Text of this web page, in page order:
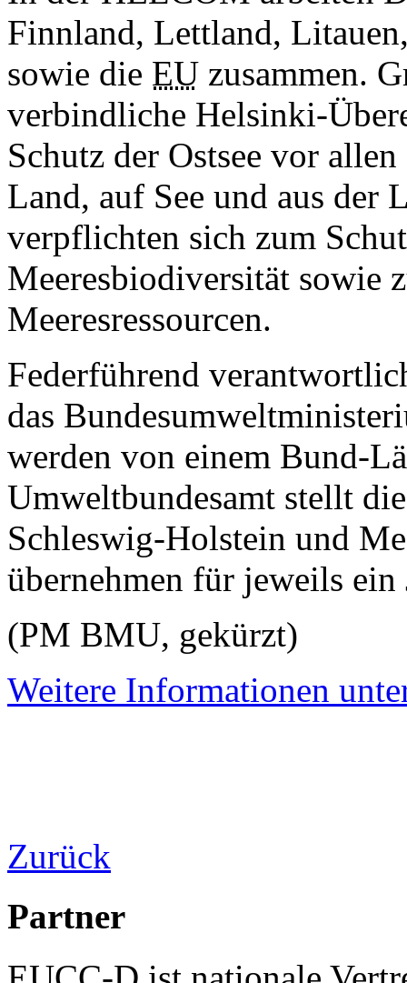
Finnland, Lettland,
sowie die EU zusammen.
verbindliche Helsinki-
Schutz der Ostsee vor
Land, auf See und aus der
verpflichten sich zum
Meeresbiodiversität sowie
Meeresressourcen.
Federführend
das
werden von einem Bund-
Umweltbundesamt stellt
Schleswig-Holstein und
übernehmen für jeweils
(PM BMU, gekürzt)
Weitere Informationen
Zurück
Partner